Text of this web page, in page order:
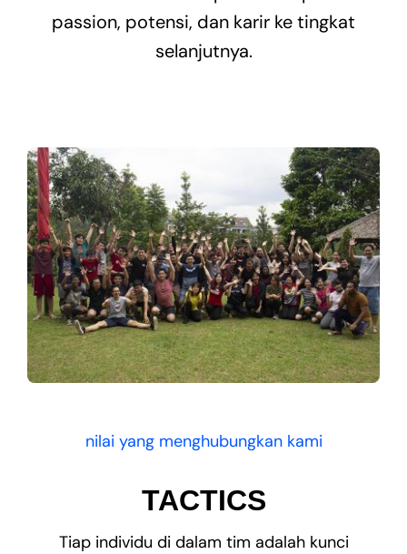
passion, potensi, dan karir ke tingkat
selanjutnya.
nilai yang menghubungkan kami
TACTICS
Tiap individu di dalam tim adalah kunci